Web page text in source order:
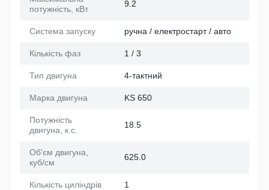
потужність, кВт
9.2
Система запуску ручна / електростарт / авто
Кількість фаз 1 / 3
Тип двигуна 4-тактний
Марка двигуна KS 650
Потужність
двигуна, к.с.
18.5
Об'єм двигуна,
куб/см
625.0
Кількість циліндрів 1